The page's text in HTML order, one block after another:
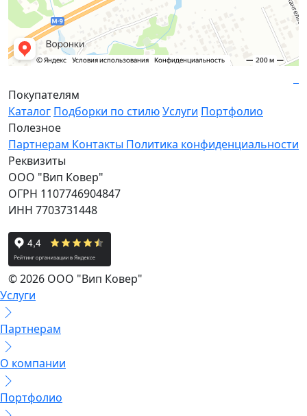
Покупателям
Каталог Подборки по стилюУслуги Портфолио
Полезное
Партнерам Контакты Политика конфиденциальности
Реквизиты
ООО "Вип Ковер"
ОГРН 1107746904847
ИНН 7703731448
© 2026 ООО "Вип Ковер"
Услуги
Партнерам
О компании
Портфолио